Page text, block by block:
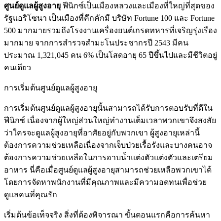
ศูนย์ดูแลผู้สูงอายุ ฟีนิกซ์เป็นเมืองหลวงและเมืองที่ใหญ่ที่สุดของ
รัฐแอริโซนา เป็นเมืองที่คึกคักมี บริษัท Fortune 100 และ Fortune
500 มากมายรวมถึงโรงงานเครื่องยนต์เกรดทหารที่เจริญรุ่งเรือง
มากมาย จากการสำรวจสำมะโนประชากรปี 2543 มีคน
ประมาณ 1,321,045 คน 6% เป็นโสดอายุ 65 ปีขึ้นไปและมีชีวิตอยู่
คนเดียว
การเริ่มต้นศูนย์ดูแลผู้สูงอายุ
การเริ่มต้นศูนย์ดูแลผู้สูงอายุนั้นสามารถได้รับการตอบรับที่ดีใน
ฟีนิกซ์ เนื่องจากผู้ใหญ่ส่วนใหญ่ทำงานเต็มเวลาพวกเขาจึงสงสัย
ว่าใครจะดูแลผู้สูงอายุที่อาศัยอยู่กับพวกเขา ผู้สูงอายุเหล่านี้
ต้องการความช่วยเหลือเนื่องจากเจ็บป่วยเรื้อรังและบางคนอาจ
ต้องการความช่วยเหลือในการอาบน้ำแต่งตัวแต่งตัวและเตรียม
อาหาร นี่คือเมื่อศูนย์ดูแลผู้สูงอายุสามารถช่วยเหลือพวกเขาได้
โดยการจัดหาพนักงานที่มีคุณภาพและมีความอดทนเพื่อช่วย
ดูแลคนที่คุณรัก
เริ่มต้นข้อเท็จจริง สิ่งที่ต้องพิจารณา ขั้นตอนแรกคือการค้นหา